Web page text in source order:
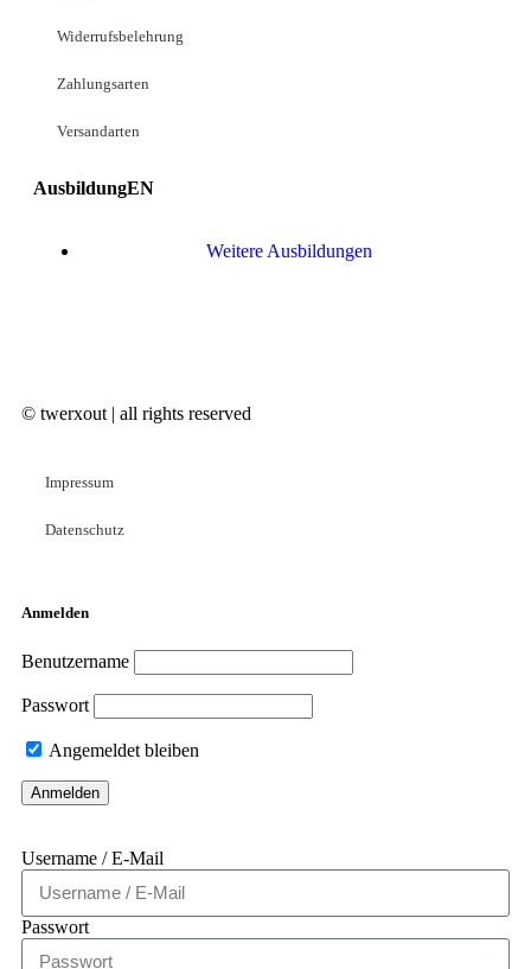
Widerrufsbelehrung
Zahlungsarten
Versandarten
AusbildungEN
Weitere Ausbildungen
© twerxout | all rights reserved
Impressum
Datenschutz
Anmelden
Benutzername
Passwort
Angemeldet bleiben
Username / E-Mail
Passwort